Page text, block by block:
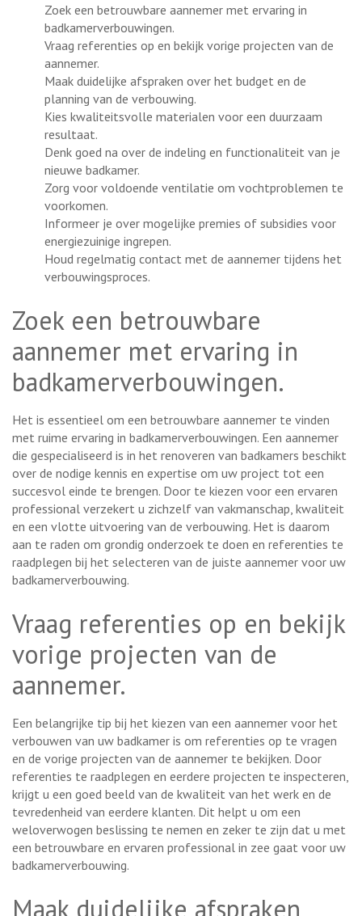
Zoek een betrouwbare aannemer met ervaring in
badkamerverbouwingen.
Vraag referenties op en bekijk vorige projecten van de
aannemer.
Maak duidelijke afspraken over het budget en de
planning van de verbouwing.
Kies kwaliteitsvolle materialen voor een duurzaam
resultaat.
Denk goed na over de indeling en functionaliteit van je
nieuwe badkamer.
Zorg voor voldoende ventilatie om vochtproblemen te
voorkomen.
Informeer je over mogelijke premies of subsidies voor
energiezuinige ingrepen.
Houd regelmatig contact met de aannemer tijdens het
verbouwingsproces.
Zoek een betrouwbare
aannemer met ervaring in
badkamerverbouwingen.
Het is essentieel om een betrouwbare aannemer te vinden
met ruime ervaring in badkamerverbouwingen. Een aannemer
die gespecialiseerd is in het renoveren van badkamers beschikt
over de nodige kennis en expertise om uw project tot een
succesvol einde te brengen. Door te kiezen voor een ervaren
professional verzekert u zichzelf van vakmanschap, kwaliteit
en een vlotte uitvoering van de verbouwing. Het is daarom
aan te raden om grondig onderzoek te doen en referenties te
raadplegen bij het selecteren van de juiste aannemer voor uw
badkamerverbouwing.
Vraag referenties op en bekijk
vorige projecten van de
aannemer.
Een belangrijke tip bij het kiezen van een aannemer voor het
verbouwen van uw badkamer is om referenties op te vragen
en de vorige projecten van de aannemer te bekijken. Door
referenties te raadplegen en eerdere projecten te inspecteren,
krijgt u een goed beeld van de kwaliteit van het werk en de
tevredenheid van eerdere klanten. Dit helpt u om een
weloverwogen beslissing te nemen en zeker te zijn dat u met
een betrouwbare en ervaren professional in zee gaat voor uw
badkamerverbouwing.
Maak duidelijke afspraken